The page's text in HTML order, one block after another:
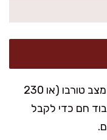
מחממים תנור ל-220 מעלות על מצב טורבו (או 230
חם כדי לקבל